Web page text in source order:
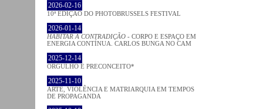
2026-02-16
10ª EDIÇÃO DO PHOTOBRUSSELS FESTIVAL
2026-01-14
HABITAR A CONTRADIÇÃO - CORPO E ESPAÇO EM
ENERGIA CONTÍNUA. CARLOS BUNGA NO CAM
2025-12-14
ORGULHO E PRECONCEITO*
2025-11-10
ARTE, VIOLÊNCIA E MATRIARQUIA EM TEMPOS
DE PROPAGANDA